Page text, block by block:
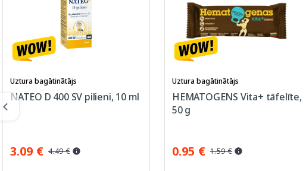
Uztura bagātinātājs
NATEO D 400 SV pilieni, 10 ml
3.09 € 4.49 €
Uztura bagātinātājs
HEMATOGENS Vita+ tāfelīte,
50 g
0.95 € 1.59 €